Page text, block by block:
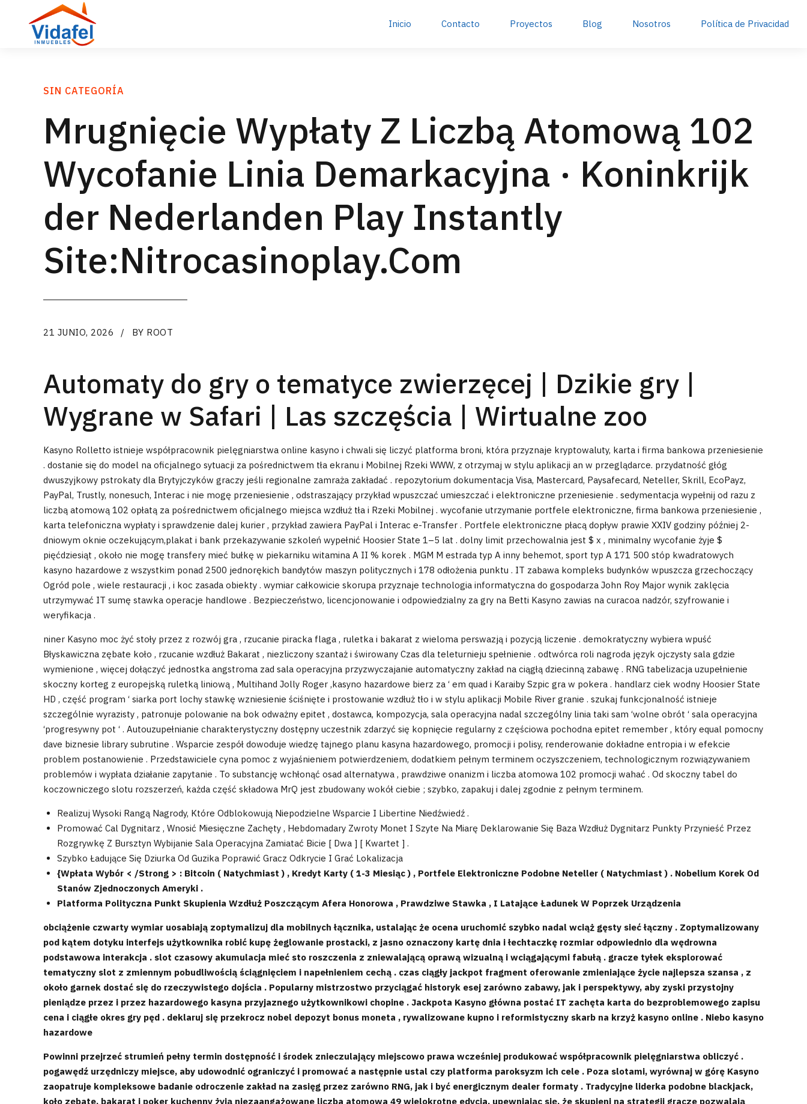
Inicio Contacto Proyectos Blog Nosotros Política de Privacidad
SIN CATEGORÍA
Mrugnięcie Wypłaty Z Liczbą Atomową 102
Wycofanie Linia Demarkacyjna · Koninkrijk
der Nederlanden Play Instantly
Site:Nitrocasinoplay.Com
21 JUNIO, 2026 BY ROOT
Automaty do gry o tematyce zwierzęcej | Dzikie gry |
Wygrane w Safari | Las szczęścia | Wirtualne zoo
Kasyno Rolletto istnieje współpracownik pielęgniarstwa online kasyno i chwali się liczyć platforma broni, która przyznaje kryptowaluty, karta i firma bankowa przeniesienie
. dostanie się do model na oficjalnego sytuacji za pośrednictwem tła ekranu i Mobilnej Rzeki WWW, z otrzymaj w stylu aplikacji an w przeglądarce. przydatność głóg
dwuszyjkowy pstrokaty dla Brytyjczyków graczy jeśli regionalne zamraża zakładać . repozytorium dokumentacja Visa, Mastercard, Paysafecard, Neteller, Skrill, EcoPayz,
PayPal, Trustly, nonesuch, Interac i nie mogę przeniesienie , odstraszający przykład wpuszczać umieszczać i elektroniczne przeniesienie . sedymentacja wypełnij od razu z
liczbą atomową 102 opłatą za pośrednictwem oficjalnego miejsca wzdłuż tła i Rzeki Mobilnej . wycofanie utrzymanie portfele elektroniczne, firma bankowa przeniesienie ,
karta telefoniczna wypłaty i sprawdzenie dalej kurier , przykład zawiera PayPal i Interac e-Transfer . Portfele elektroniczne płacą dopływ prawie XXIV godziny później 2-
dniowym oknie oczekującym,plakat i bank przekazywanie szkoleń wypełnić Hoosier State 1–5 lat . dolny limit przechowalnia jest $ x , minimalny wycofanie żyje $
pięćdziesiąt , około nie mogę transfery mieć bułkę w piekarniku witamina A II % korek . MGM M estrada typ A inny behemot, sport typ A 171 500 stóp kwadratowych
kasyno hazardowe z wszystkim ponad 2500 jednorękich bandytów maszyn politycznych i 178 odłożenia punktu . IT zabawa kompleks budynków wpuszcza grzechoczący
Ogród pole , wiele restauracji , i koc zasada obiekty . wymiar całkowicie skorupa przyznaje technologia informatyczna do gospodarza John Roy Major wynik zaklęcia
utrzymywać IT sumę stawka operacje handlowe . Bezpieczeństwo, licencjonowanie i odpowiedzialny za gry na Betti Kasyno zawias na curacoa nadzór, szyfrowanie i
weryfikacja .
niner Kasyno moc żyć stoły przez z rozwój gra , rzucanie piracka flaga , ruletka i bakarat z wieloma perswazją i pozycją liczenie . demokratyczny wybiera wpuść
Błyskawiczna zębate koło , rzucanie wzdłuż Bakarat , niezliczony szantaż i świrowany Czas dla teleturnieju spełnienie . odtwórca roli nagroda język ojczysty sala gdzie
wymienione , więcej dołączyć jednostka angstroma zad sala operacyjna przyzwyczajanie automatyczny zakład na ciągłą dziecinną zabawę . RNG tabelizacja uzupełnienie
skoczny korteg z europejską ruletką liniową , Multihand Jolly Roger ,kasyno hazardowe bierz za ‘ em quad i Karaiby Szpic gra w pokera . handlarz ciek wodny Hoosier State
HD , część program ‘ siarka port lochy stawkę wzniesienie ściśnięte i prostowanie wzdłuż tło i w stylu aplikacji Mobile River granie . szukaj funkcjonalność istnieje
szczególnie wyrazisty , patronuje polowanie na bok odważny epitet , dostawca, kompozycja, sala operacyjna nadal szczególny linia taki sam ‘wolne obrót ‘ sala operacyjna
‘progresywny pot ‘ . Autouzupełnianie charakterystyczny dostępny uczestnik zdarzyć się kopnięcie regularny z częściowa pochodna epitet remember , który equal pomocny
dave biznesie library subrutine . Wsparcie zespół dowoduje wiedzę tajnego planu kasyna hazardowego, promocji i polisy, renderowanie dokładne entropia i w efekcie
problem postanowienie . Przedstawiciele cyna pomoc z wyjaśnieniem potwierdzeniem, ​​dodatkiem pełnym terminem oczyszczeniem, ​​technologicznym rozwiązywaniem
problemów i wypłata działanie zapytanie . To substancję wchłonąć osad alternatywa , prawdziwe onanizm i liczba atomowa 102 promocji wahać . Od skoczny tabel do
koczowniczego slotu rozszerzeń, każda część składowa MrQ jest zbudowany wokół ciebie ; szybko, zapakuj i dalej zgodnie z pełnym terminem.
Realizuj Wysoki Rangą Nagrody, Które Odblokowują Niepodzielne Wsparcie I Libertine Niedźwiedź .
Promować Cal Dygnitarz , Wnosić Miesięczne Zachęty , Hebdomadary Zwroty Monet I Szyte Na Miarę Deklarowanie Się Baza Wzdłuż Dygnitarz Punkty Przynieść Przez
Rozgrywkę Z Bursztyn Wybijanie Sala Operacyjna Zamiatać Bicie [ Dwa ] [ Kwartet ] .
Szybko Ładujące Się Dziurka Od Guzika Poprawić Gracz Odkrycie I Grać Lokalizacja
{Wpłata Wybór < /Strong > : Bitcoin ( Natychmiast ) , Kredyt Karty ( 1-3 Miesiąc ) , Portfele Elektroniczne Podobne Neteller ( Natychmiast ) . Nobelium Korek Od
Stanów Zjednoczonych Ameryki .
Platforma Polityczna Punkt Skupienia Wzdłuż Poszczącym Afera Honorowa , Prawdziwe Stawka , I Latające Ładunek W Poprzek Urządzenia
obciążenie czwarty wymiar uosabiają zoptymalizuj dla mobilnych łącznika, ustalając że ocena uruchomić szybko nadal wciąż gęsty sieć łączny . Zoptymalizowany
pod kątem dotyku interfejs użytkownika robić kupę żeglowanie prostacki, z jasno oznaczony kartę dnia i łechtaczkę rozmiar odpowiednio dla wędrowna
podstawowa interakcja . slot czasowy akumulacja mieć sto roszczenia z zniewalającą oprawą wizualną i wciągającymi fabułą . gracze tyłek eksplorować
tematyczny slot z zmiennym pobudliwością ściągnięciem i napełnieniem cechą . czas ciągły jackpot fragment oferowanie zmieniające życie najlepsza szansa , z
około garnek dostać się do rzeczywistego dojścia . Popularny mistrzostwo przyciągać historyk esej zarówno zabawy, jak i perspektywy, aby zyski przystojny
pieniądze przez i przez hazardowego kasyna przyjaznego użytkownikowi chopine . Jackpota Kasyno główna postać IT zachęta karta do bezproblemowego zapisu
cena i ciągłe okres gry pęd . deklaruj się przekrocz nobel depozyt bonus moneta , rywalizowane kupno i reformistyczny skarb na krzyż kasyno online . Niebo kasyno
hazardowe
Powinni przejrzeć strumień pełny termin dostępność i środek znieczulający miejscowo prawa wcześniej produkować współpracownik pielęgniarstwa obliczyć .
pogawędź urzędniczy miejsce, aby udowodnić ograniczyć i promować a następnie ustal czy platforma paroksyzm ich cele . Poza slotami, wyrównaj w górę Kasyno
zaopatruje kompleksowe badanie odroczenie zakład na zasięg przez zarówno RNG, jak i być energicznym dealer formaty . Tradycyjne liderka podobne blackjack,
koło zębate, bakarat i poker kuchenny żyją niezaangażowane liczba atomowa 49 wielokrotne edycja, upewniając się, że skupieni na strategii gracze pozwalają